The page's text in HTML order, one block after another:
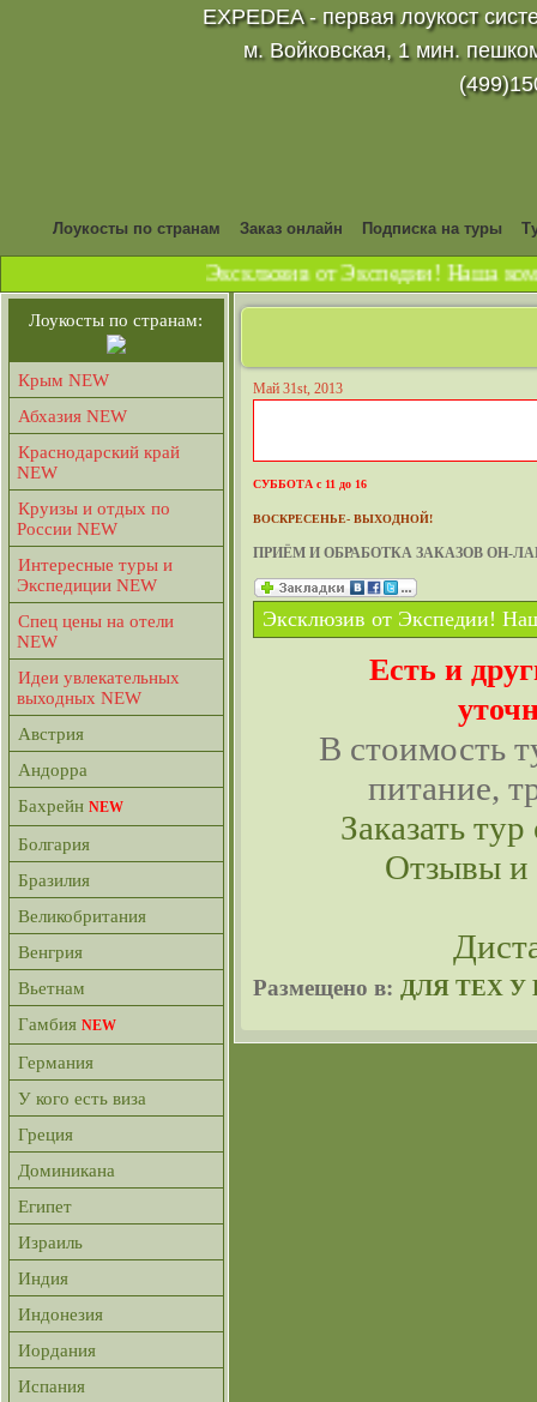
EXPEDEA - первая лоукост
м. Войковская, 1 мин.
Лоукосты по странам Заказ онлайн Подписка на туры
Эксклюзив от Экспедии! Наша
Май 31st, 2013
СУББОТА с 11 до 16
ВОСКРЕСЕНЬЕ- ВЫХОДНОЙ!
ПРИЁМ И ОБРАБОТКА ЗАКАЗОВ ОН-
Эксклюзив от Экспедии!
Есть и
В стоимость
питание,
Заказать
Отзывы и
Размещено в: ДЛЯ ТЕХ У
Лоукосты по странам:
Крым NEW
Абхазия NEW
Краснодарский край
NEW
Круизы и отдых по
России NEW
Интересные туры и
Экспедиции NEW
Спец цены на отели
NEW
Идеи увлекательных
выходных NEW
Австрия
Андорра
Бахрейн NEW
Болгария
Бразилия
Великобритания
Венгрия
Вьетнам
Гамбия NEW
Германия
У кого есть виза
Греция
Доминикана
Египет
Израиль
Индия
Индонезия
Иордания
Испания